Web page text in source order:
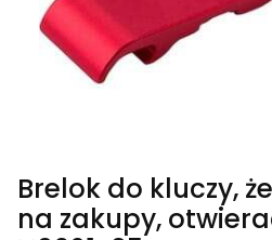
Brelok do kluczy,
na zakupy,